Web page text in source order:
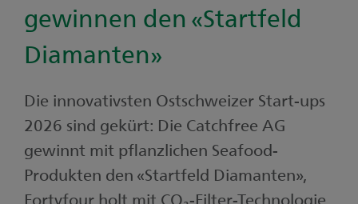
gewinnen den «Startfeld
Diamanten»
Die innovativsten Ostschweizer Start-ups
2026 sind gekürt: Die Catchfree AG
gewinnt mit pflanzlichen Seafood-
Produkten den «Startfeld Diamanten»,
Fortyfour holt mit CO₂-Filter-Technologie